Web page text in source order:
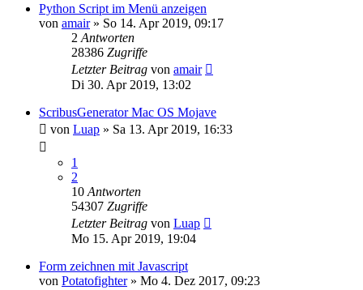
Python Script im Menü anzeigen
von amair» So 14. Apr 2019, 09:17
2 Antworten
28386 Zugriffe
Letzter Beitrag von amair
Di 30. Apr 2019, 13:02
ScribusGenerator Mac OS Mojave
von Luap » Sa 13. Apr 2019, 16:33
1
2
10 Antworten
54307 Zugriffe
Letzter Beitrag von Luap
Mo 15. Apr 2019, 19:04
Form zeichnen mit Javascript
von Potatofighter» Mo 4. Dez 2017, 09:23